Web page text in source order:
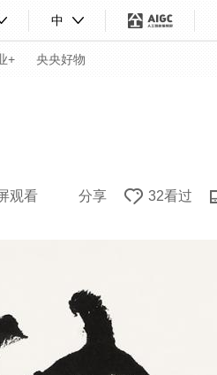
中
+ 央央好物
综合体育 亚冬会
观看 分享 32看过